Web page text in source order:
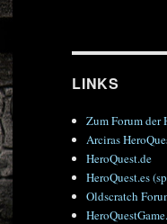
LINKS
Zum Forum der
Arciras
HeroQuest.de
HeroQuest.es
Oldscratch